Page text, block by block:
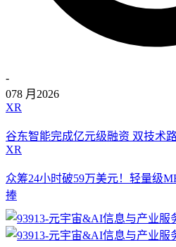
-
078 月 2026
XR
谷东智能完成亿元级融资 双技术
XR
众筹24小时破59万美元！轻量级
捧